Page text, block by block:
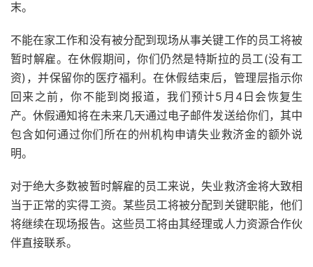
末。
不能在家工作和没有被分配到现场从事关键工作的员工将被
暂时解雇。在休假期间，你们仍然是特斯拉的员工(没有工
资)，并保留你的医疗福利。在休假结束后，管理层指示你
回来之前，你不能到岗报道，我们预计5月4日会恢复生
产。休假通知将在未来几天通过电子邮件发送给你们，其中
包含如何通过你们所在的州机构申请失业救济金的额外说
明。
对于绝大多数被暂时解雇的员工来说，失业救济金将大致相
当于正常的实得工资。某些员工将被分配到关键职能，他们
将继续在现场报告。这些员工将由其经理或人力资源合作伙
伴直接联系。